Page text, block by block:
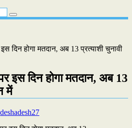
दिन होगा मतदान, अब 13 प्रत्याशी चुनावी
इस दिन होगा मतदान, अब 13
में
deshadesh27